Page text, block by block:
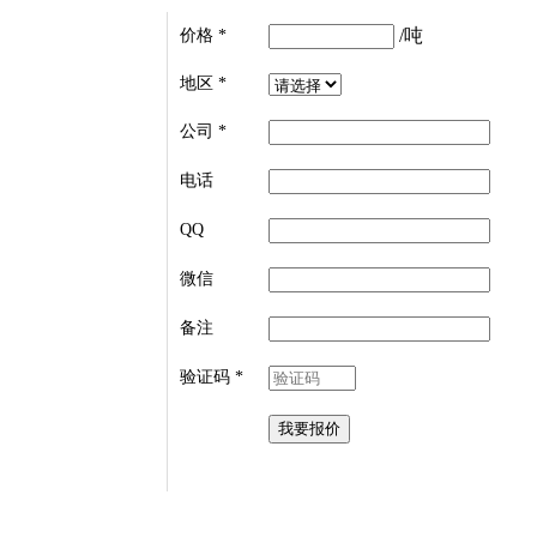
价格 * /吨
地区 *
公司 *
电话
QQ
微信
备注
验证码 *